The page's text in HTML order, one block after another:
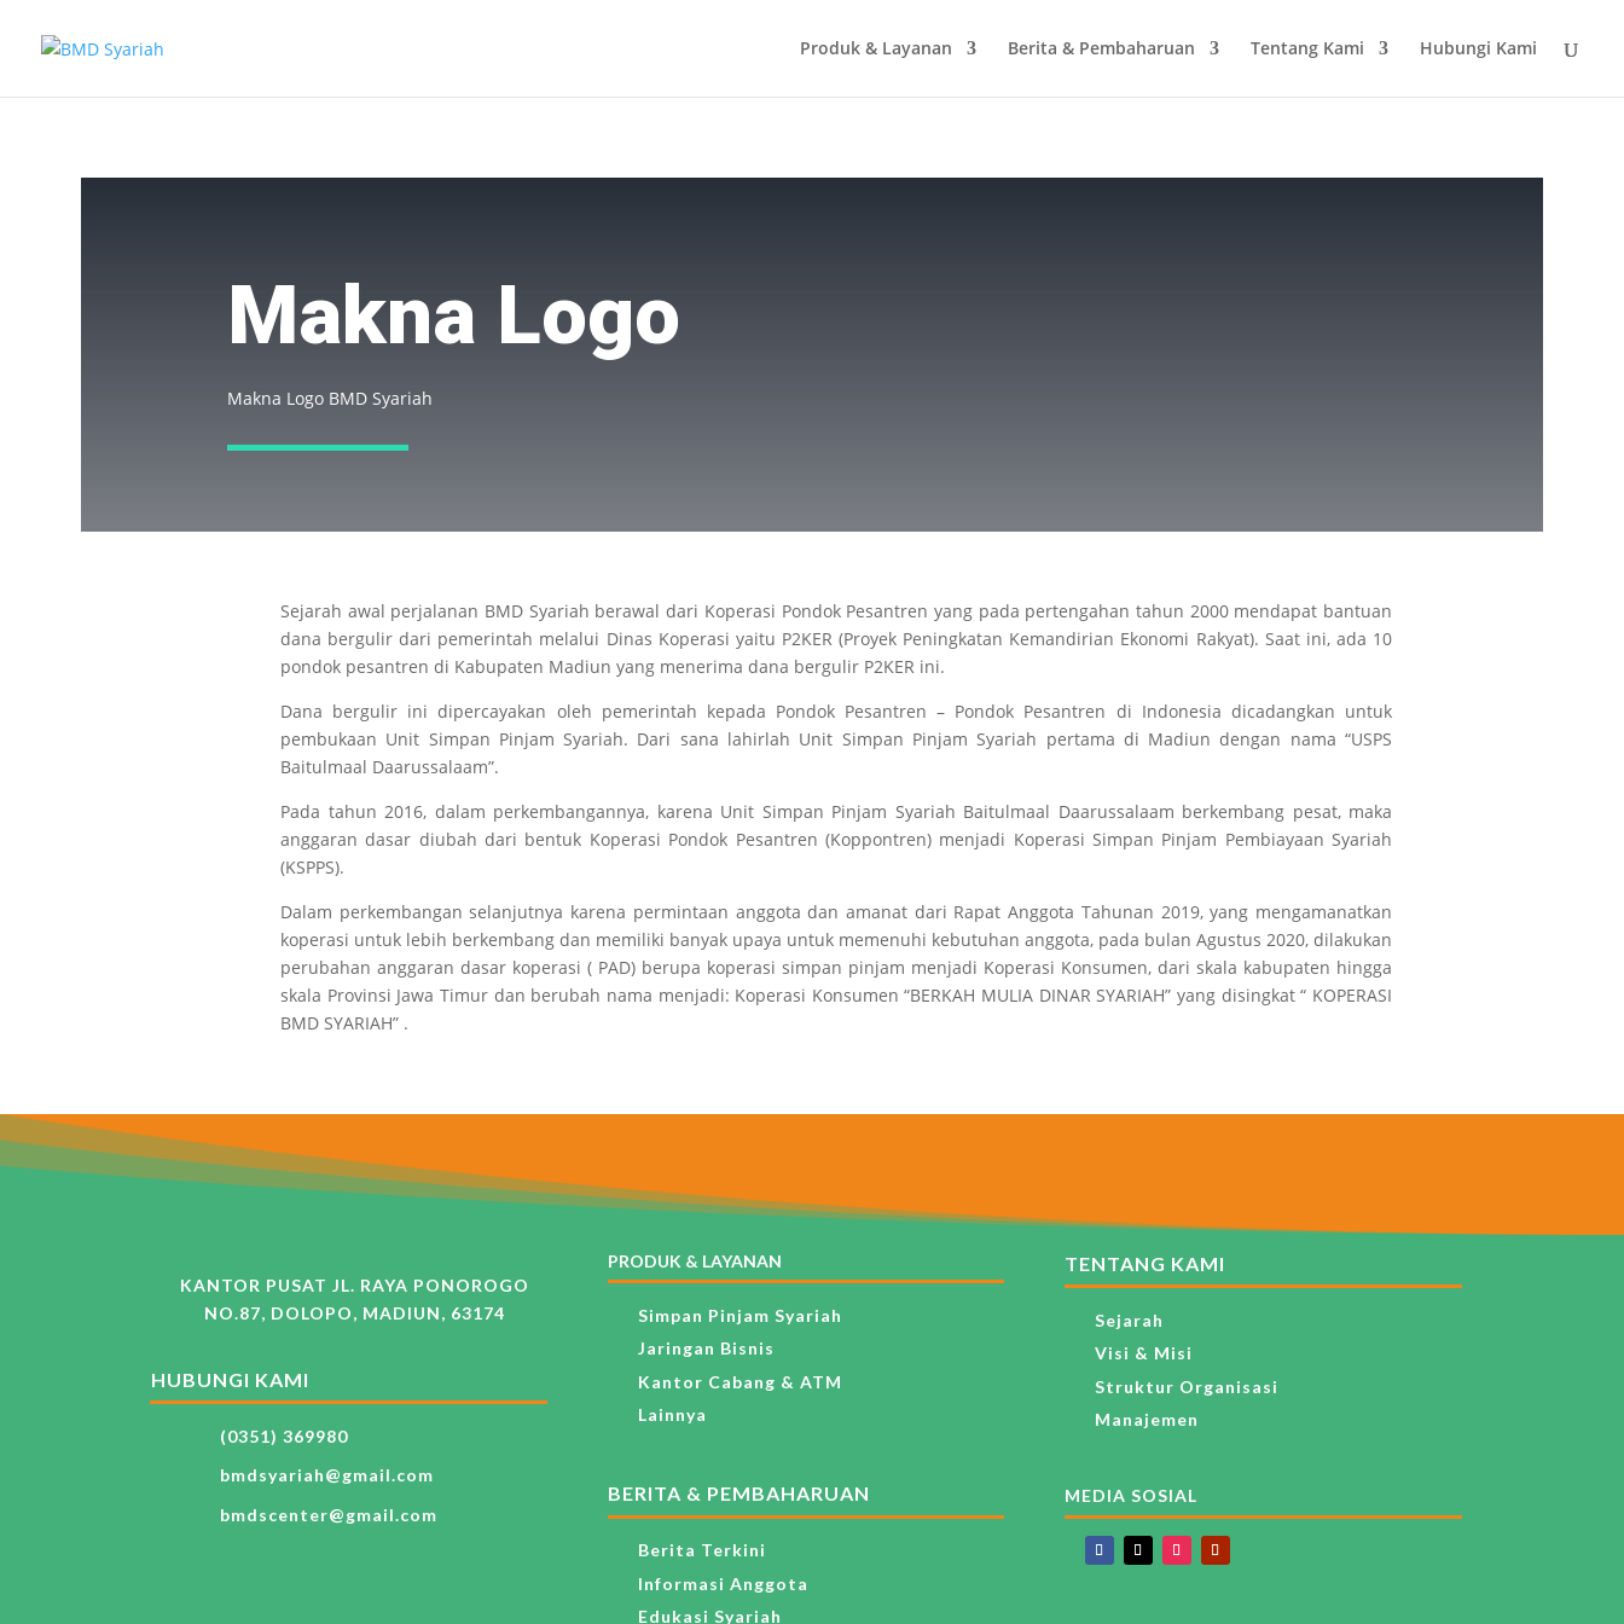
Produk & Layanan Berita & Pembaharuan Tentang Kami Hubungi Kami
Makna Logo
Makna Logo BMD Syariah
Sejarah awal perjalanan BMD Syariah berawal dari Koperasi Pondok Pesantren yang pada pertengahan tahun 2000 mendapat bantuan
dana bergulir dari pemerintah melalui Dinas Koperasi yaitu P2KER (Proyek Peningkatan Kemandirian Ekonomi Rakyat). Saat ini, ada 10
pondok pesantren di Kabupaten Madiun yang menerima dana bergulir P2KER ini.
Dana bergulir ini dipercayakan oleh pemerintah kepada Pondok Pesantren – Pondok Pesantren di Indonesia dicadangkan untuk
pembukaan Unit Simpan Pinjam Syariah. Dari sana lahirlah Unit Simpan Pinjam Syariah pertama di Madiun dengan nama “USPS
Baitulmaal Daarussalaam”.
Pada tahun 2016, dalam perkembangannya, karena Unit Simpan Pinjam Syariah Baitulmaal Daarussalaam berkembang pesat, maka
anggaran dasar diubah dari bentuk Koperasi Pondok Pesantren (Koppontren) menjadi Koperasi Simpan Pinjam Pembiayaan Syariah
(KSPPS).
Dalam perkembangan selanjutnya karena permintaan anggota dan amanat dari Rapat Anggota Tahunan 2019, yang mengamanatkan
koperasi untuk lebih berkembang dan memiliki banyak upaya untuk memenuhi kebutuhan anggota, pada bulan Agustus 2020, dilakukan
perubahan anggaran dasar koperasi ( PAD) berupa koperasi simpan pinjam menjadi Koperasi Konsumen, dari skala kabupaten hingga
skala Provinsi Jawa Timur dan berubah nama menjadi: Koperasi Konsumen “BERKAH MULIA DINAR SYARIAH” yang disingkat “ KOPERASI
BMD SYARIAH” .
KANTOR PUSAT JL. RAYA PONOROGO
NO.87, DOLOPO, MADIUN, 63174
HUBUNGI KAMI
(0351) 369980
bmdsyariah@gmail.com
bmdscenter@gmail.com
PRODUK & LAYANAN
Simpan Pinjam Syariah
Jaringan Bisnis
Kantor Cabang & ATM
Lainnya
BERITA & PEMBAHARUAN
Berita Terkini
Informasi Anggota
Edukasi Syariah
TENTANG KAMI
Sejarah
Visi & Misi
Struktur Organisasi
Manajemen
MEDIA SOSIAL